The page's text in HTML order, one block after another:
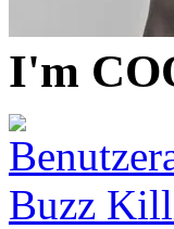
I'm
Buzz